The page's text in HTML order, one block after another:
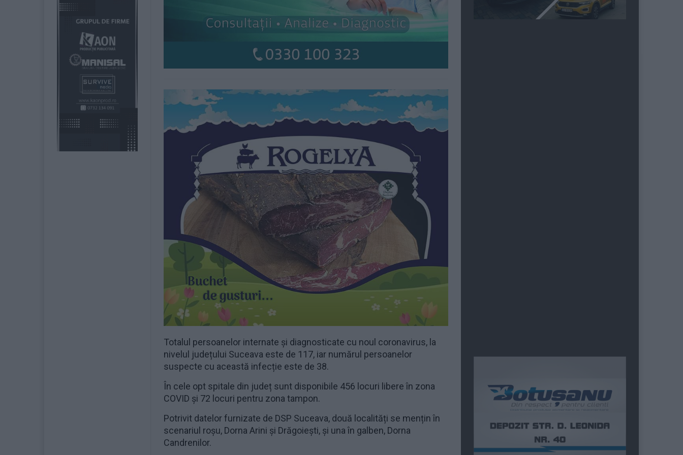
Totalul persoanelor internate și diagnosticate cu noul coronavirus, la
nivelul județului Suceava este de 117, iar numărul persoanelor
suspecte cu această infecție este de 38.
În cele opt spitale din județ sunt disponibile 456 locuri libere în zona
COVID și 72 locuri pentru zona tampon.
Potrivit datelor furnizate de DSP Suceava, două localități se mențin în
scenariul roșu, Dorna Arini și Drăgoiești, și una în galben, Dorna
Candrenilor.